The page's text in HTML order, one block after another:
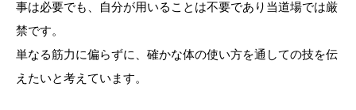
事は必要でも、自分が用いることは不要であり当道場では厳
禁です。
単なる筋力に偏らずに、確かな体の使い方を通しての技を伝
えたいと考えています。